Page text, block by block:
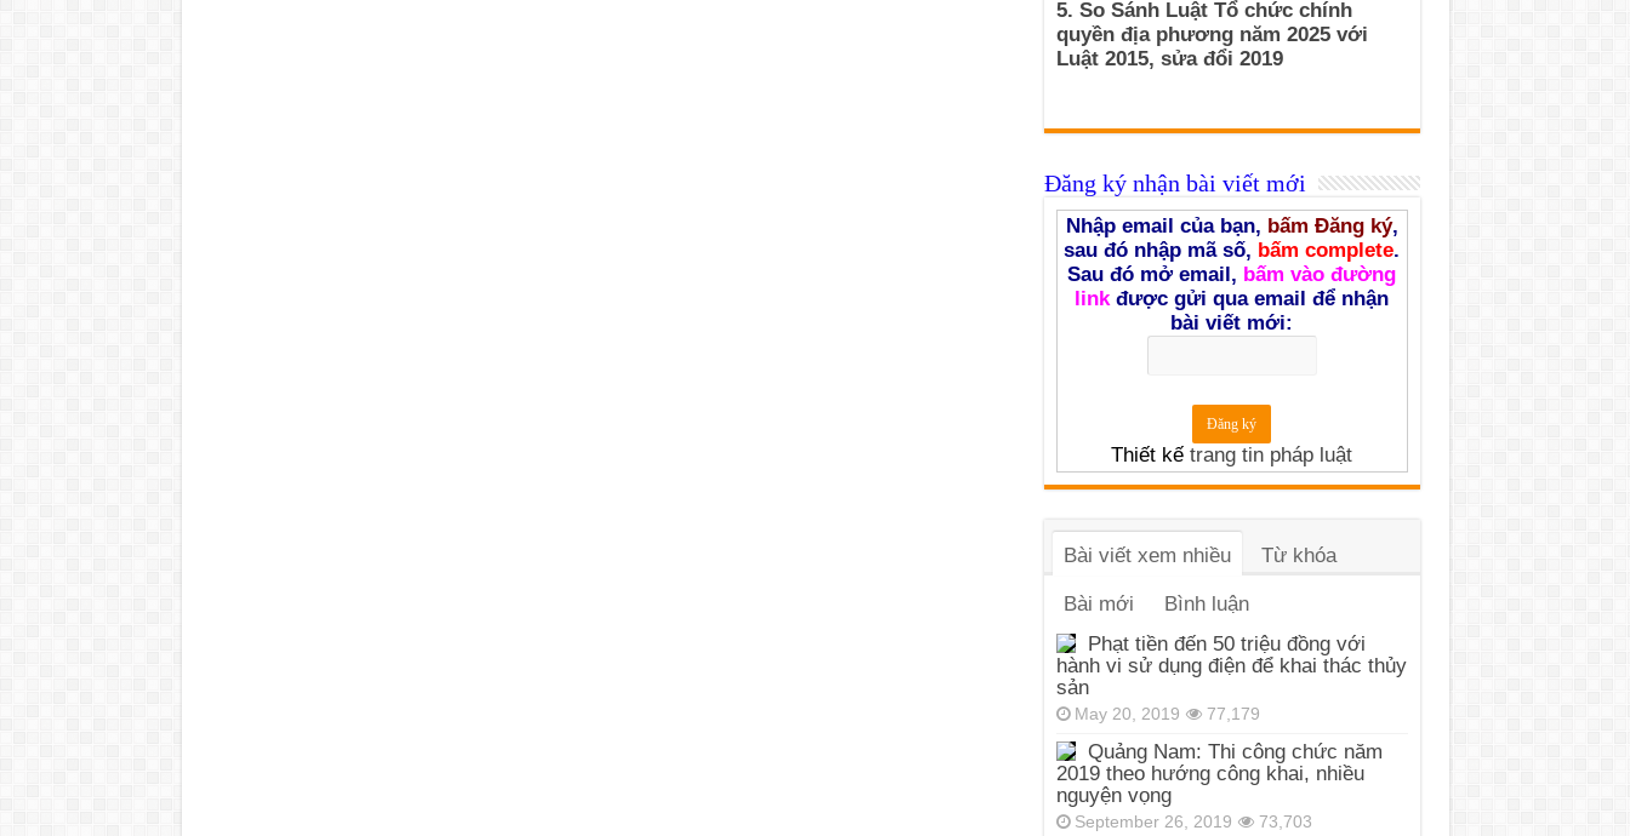
5. So Sánh Luật Tổ chức chính
quyền địa phương năm 2025 với
Luật 2015, sửa đổi 2019
Đăng ký nhận bài viết mới
Nhập email của bạn, bấm Đăng ký,
sau đó nhập mã số, bấm complete.
Sau đó mở email, bấm vào đường
linkđược gửi qua email để nhận
bài viết mới:
Thiết kế trang tin pháp luật
Bài viết xem nhiều Từ khóa
Bài mới
Bình luận
Phạt tiền đến 50 triệu đồng với
hành vi sử dụng điện để khai thác thủy
sản
May 20, 2019 77,179
Quảng Nam: Thi công chức năm
2019 theo hướng công khai, nhiều
nguyện vọng
September 26, 2019 73,703